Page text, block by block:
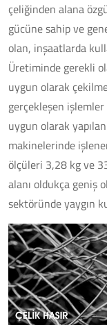
çeliğinden alana
gücüne sahip ve
olan, inşaatlarda
Üretiminde gerekli
uygun olarak
gerçekleşen
uygun olarak
makinelerinde
ölçüleri 3,28 kg ve
alanı oldukça geniş
sektöründe yaygın